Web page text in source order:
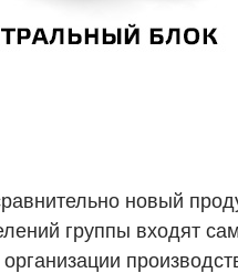
новый
группы входят